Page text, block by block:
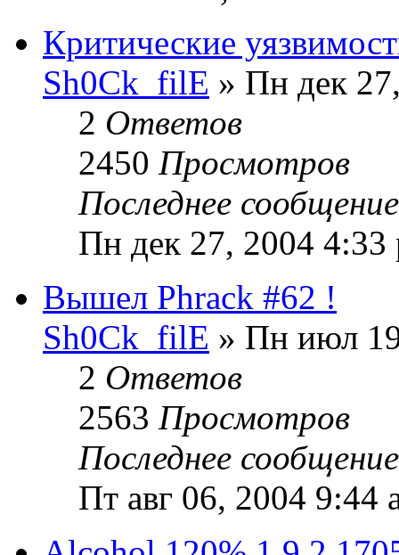
Критические
Sh0Ck_filE » Пн дек
2 Ответов
2450 Просмотров
Последнее
Пн дек 27, 2004 4:33
Вышел Phrack #62 !
Sh0Ck_filE » Пн июл
2 Ответов
2563 Просмотров
Последнее
Пт авг 06, 2004 9:44